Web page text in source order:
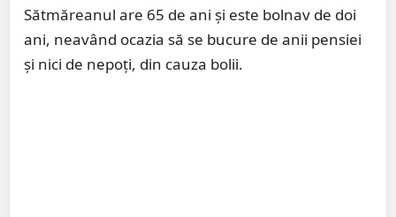
Sătmăreanul are 65 de ani și este bolnav de doi
ani, neavând ocazia să se bucure de anii pensiei
și nici de nepoți, din cauza bolii.